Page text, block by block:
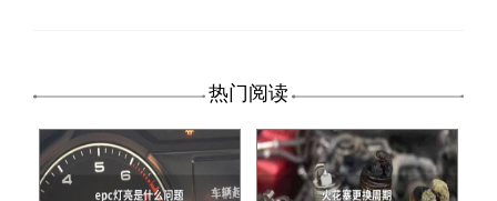
热门阅读